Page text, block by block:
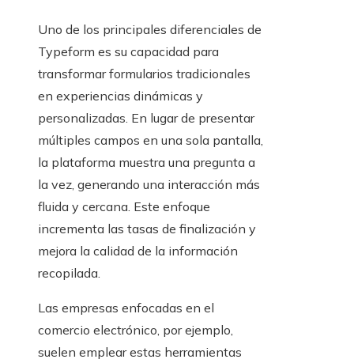
Uno de los principales diferenciales de
Typeform es su capacidad para
transformar formularios tradicionales
en experiencias dinámicas y
personalizadas. En lugar de presentar
múltiples campos en una sola pantalla,
la plataforma muestra una pregunta a
la vez, generando una interacción más
fluida y cercana. Este enfoque
incrementa las tasas de finalización y
mejora la calidad de la información
recopilada.
Las empresas enfocadas en el
comercio electrónico, por ejemplo,
suelen emplear estas herramientas